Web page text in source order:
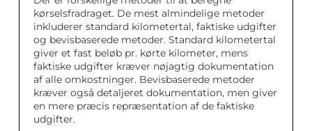
kørselsfradraget. De mest almindelige metoder
inkluderer standard kilometertal, faktiske udgifter
og bevisbaserede metoder. Standard kilometertal
giver et fast beløb pr. kørte kilometer, mens
faktiske udgifter kræver nøjagtig dokumentation
af alle omkostninger. Bevisbaserede metoder
kræver også detaljeret dokumentation, men giver
en mere præcis repræsentation af de faktiske
udgifter.